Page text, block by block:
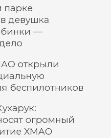
парке
девушка
—
открыли
беспилотников
огромный
ХМАО